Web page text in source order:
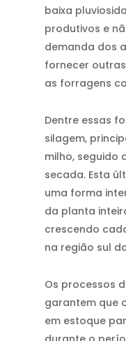
baixa
produtivos e
demanda dos
fornecer
as forragens
Dentre essas
silagem,
milho, seguido
secada. Esta
uma forma
da planta
crescendo
na região sul
Os processos
garantem que
em estoque